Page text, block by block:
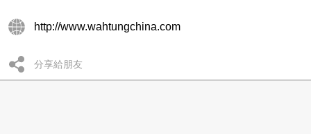
http://www.wahtungchina.com
分享給朋友